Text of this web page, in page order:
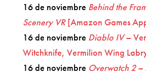
16 de noviembre Behind the
Scenery VR[Amazon Games
16 de noviembre Diablo IV–
Witchknife, Vermilion Wing
16 de noviembre Overwatch 2–